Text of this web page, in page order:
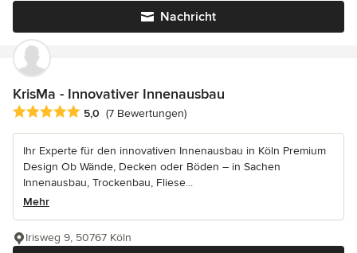
Nachricht
KrisMa - Innovativer Innenausbau
Durchschnittliche Bewertung: 5 von 5 Sternen
5,0 (7 Bewertungen)
Ihr Experte für den innovativen Innenausbau in Köln Premium
Design Ob Wände, Decken oder Böden – in Sachen
Innenausbau, Trockenbau, Fliese...
Mehr
Irisweg 9, 50767 Köln